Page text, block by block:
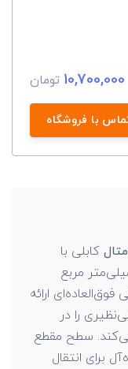
10,700,000 تومان
با فروشگاه
کابلی با
تمام مسی به سطح مقطع 240 میلی‌متر مربع
ارائه
را در
سطح مقطع
برای انتقال